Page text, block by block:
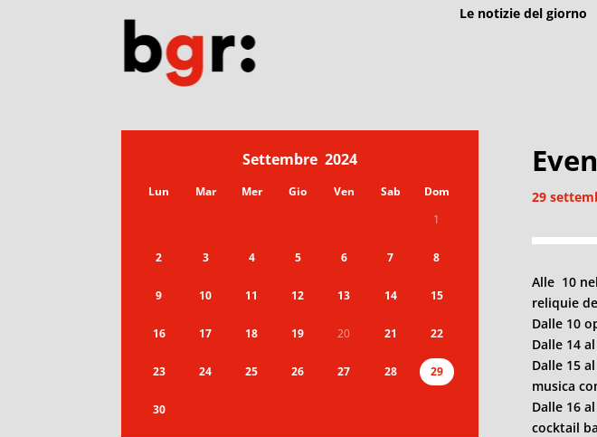
Le notizie del giorno
Settembre 2024
Lun Mar Mer Gio Ven Sab
Dom
1
2 3 4 5 6 7 8
9 10 11 12 13 14 15
16 17 18 19 20 21 22
23 24 25 26 27 28 29
30
29
Alle 10
reliquie
Dalle 10
Dalle 14
Dalle 15
musica
Dalle 16
cocktail